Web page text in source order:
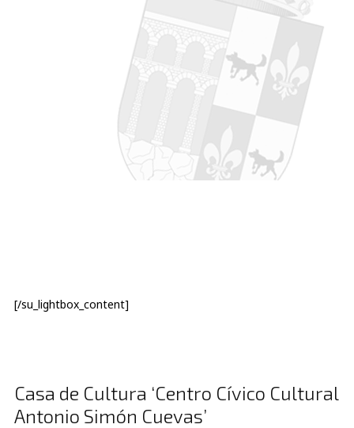
[/su_lightbox_content]
Casa de Cultura ‘Centro Cívico Cultural
Antonio Simón Cuevas’